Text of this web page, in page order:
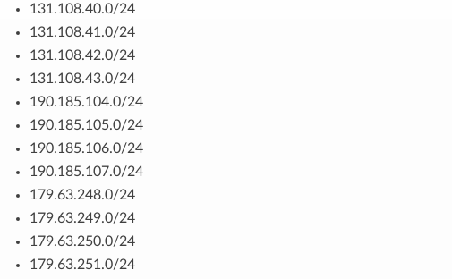
131.108.40.0/24
131.108.41.0/24
131.108.42.0/24
131.108.43.0/24
190.185.104.0/24
190.185.105.0/24
190.185.106.0/24
190.185.107.0/24
179.63.248.0/24
179.63.249.0/24
179.63.250.0/24
179.63.251.0/24